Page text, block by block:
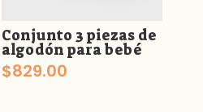
Conjunto 3 piezas de
algodón para bebé
$829.00